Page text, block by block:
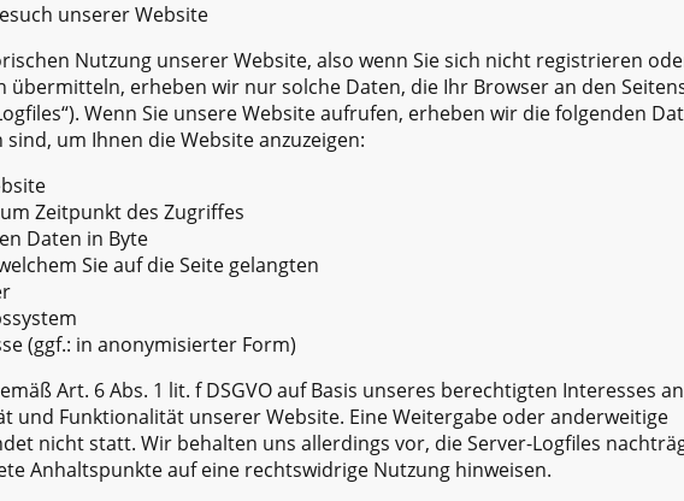
unserer Website
Nutzung unserer Website, also wenn Sie sich nicht registrieren
erheben wir nur solche Daten, die Ihr Browser an den
Wenn Sie unsere Website aufrufen, erheben wir die folgenden
um Ihnen die Website anzuzeigen:
Zeitpunkt des Zugriffes
Daten in Byte
Sie auf die Seite gelangten
(ggf.: in anonymisierter Form)
Art. 6 Abs. 1 lit. f DSGVO auf Basis unseres berechtigten Interesses
und Funktionalität unserer Website. Eine Weitergabe oder anderweitige
nicht statt. Wir behalten uns allerdings vor, die Server-Logfiles
Anhaltspunkte auf eine rechtswidrige Nutzung hinweisen.